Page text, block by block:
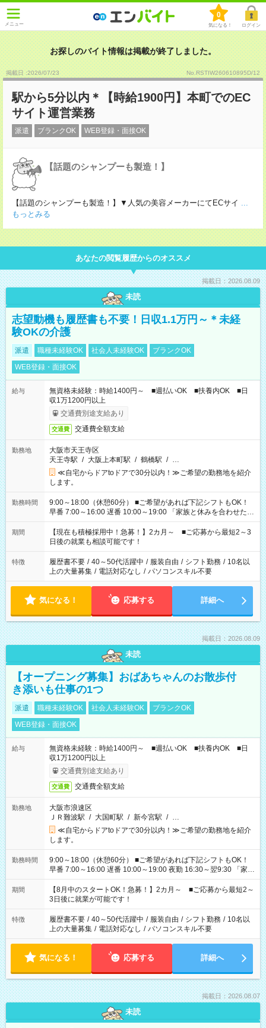
メニュー
0
気になる！ ログイン
お探しのバイト情報は掲載が終了しました。
掲載日 :2026/07/23 No.RSTIW260610895D/12
駅から5分以内＊【時給1900円】本町でのEC
サイト運営業務
派遣 ブランクOK WEB登録・面接OK
【話題のシャンプーも製造！】
【話題のシャンプーも製造！】▼人気の美容メーカーにてECサイ ...
もっとみる
あなたの閲覧履歴からのオススメ
掲載日：2026.08.09
未読
志望動機も履歴書も不要！日収1.1万円～＊未経
験OKの介護
派遣 職種未経験OK 社会人未経験OK
ブランクOK
WEB登録・面接OK
給与
無資格未経験：時給1400円～ ■週払いOK ■扶養内OK ■日
収1万1200円以上
交通費別途支給あり
交通費 交通費全額支給
勤務地
大阪市天王寺区
天王寺駅 / 大阪上本町駅 / 鶴橋駅 / …
≪自宅からドアtoドアで30分以内！≫ご希望の勤務地を紹介
します。
勤務時間
9:00～18:00（休憩60分） ■ご希望があれば下記シフトもOK！
早番 7:00～16:00 遅番 10:00～19:00 「家族と休みを合わせた
い」 「余裕を持って夕飯の準備がしたい」 「できれば残業はし
たくない」 など、ご希望を教えてくださいね。 ※Wワーク希望
の方へ 今ご覧のお仕事で希望する勤務時間と、もう1つのお仕事
の勤務時間。 合計で週40時間を超える場合は応募できません。
期間
【現在も積極採用中！急募！】2カ月～ ■ご応募から最短2～3
日後の就業も相談可能です！
特徴 履歴書不要 / 40～50代活躍中 / 服装自由 / シフト勤務 / 10名以
上の大量募集 / 電話対応なし / パソコンスキル不要
気になる！ 応募する 詳細へ
掲載日：2026.08.09
未読
【オープニング募集】おばあちゃんのお散歩付
き添いも仕事の1つ
派遣 職種未経験OK 社会人未経験OK
ブランクOK
WEB登録・面接OK
給与
無資格未経験：時給1400円～ ■週払いOK ■扶養内OK ■日
収1万1200円以上
交通費別途支給あり
交通費 交通費全額支給
勤務地
大阪市浪速区
ＪＲ難波駅 / 大国町駅 / 新今宮駅 / …
≪自宅からドアtoドアで30分以内！≫ご希望の勤務地を紹介
します。
勤務時間
9:00～18:00（休憩60分） ■ご希望があれば下記シフトもOK！
早番 7:00～16:00 遅番 10:00～19:00 夜勤 16:30～翌9:30 「家族
と休みを合わせたい」 「余裕を持って夕飯の準備がしたい」
「できれば残業はしたくない」 など、ご希望を教えてください
ね。 ※Wワーク希望の方へ 今ご覧のお仕事で希望する勤務時間
と、もう1つのお仕事の勤務時間。 合計で週40時間を超える場
合は応募できません。
期間
【8月中のスタートOK！急募！】2カ月～ ■ご応募から最短2～
3日後に就業が可能です！
特徴 履歴書不要 / 40～50代活躍中 / 服装自由 / シフト勤務 / 10名以
上の大量募集 / 電話対応なし / パソコンスキル不要
気になる！ 応募する 詳細へ
掲載日：2026.08.07
未読